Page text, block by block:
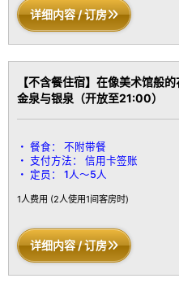
详细内容 / 订房
【不含餐住宿】在像美术馆般
金泉与银泉（开放至21:00）
餐食：
不附带餐
支付方法：
信用卡签账
定员：
1人～5人
1人费用 (2人使用1间客房时)
详细内容 / 订房